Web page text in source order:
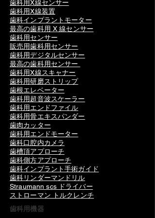
歯科用X線センサー
歯科用X線装置
歯科インプラントモーター
最高の歯科用 X 線センサー
歯科用センサー
販売用歯科用センサー
歯科用デジタルセンサー
最高の歯科用センサー
歯科用X線スキャナー
歯科用研磨ストリップ
歯根エレベーター
歯科用超音波スケーラー
歯科用エンドファイル
歯科用骨エキスパンダー
歯肉カッター
歯科用エンドモーター
歯科口腔内カメラ
歯槽頂アプローチ
歯科側方アプローチ
歯科インプラント手術ガイド
歯科リンダーマンドリル
Straumann scs ドライバー
ストローマン トルクレンチ
歯科用機器